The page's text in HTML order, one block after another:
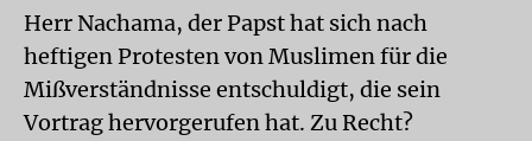
Herr Nachama, der Papst hat sich nach
heftigen Protesten von Muslimen für die
Mißverständnisse entschuldigt, die sein
Vortrag hervorgerufen hat. Zu Recht?